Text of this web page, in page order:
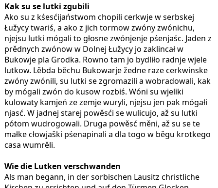
Kak su se lutki zgubili
Ako su z kśesćijaństwom chopili cerkwje w serbskej
Łužycy twariś, a ako z jich tormow zwóny zwónichu,
njejsu lutki mógali to głosne zwónjenje pśenjaśc. Jaden z
prědnych zwónow w Dolnej Łužycy jo zaklincał w
Bukowje pla Grodka. Rowno tam jo bydliło radnje wjele
lutkow. Lěbda běchu Bukowarje žedne raze cerkwinske
zwóny zwónili, su lutki se zgromazili a wobradowali, kak
by mógali zwón do kusow rozbiś. Wóni su wjeliki
kulowaty kamjeń ze zemje wuryli, njejsu jen pak mógałi
njasć. W jadnej starej powěsći se wulicujo, až su lutki
pótom wudrogowali. Druga powěsć měni, až su se te
małke cłowjaški pśenapinali a dla togo w běgu krotkego
casa wumrěli.
Wie die Lutken verschwanden
Als man begann, in der sorbischen Lausitz christliche